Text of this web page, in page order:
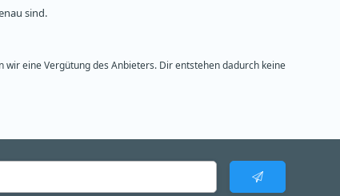
sind.
eine Vergütung des Anbieters. Dir entstehen dadurch keine